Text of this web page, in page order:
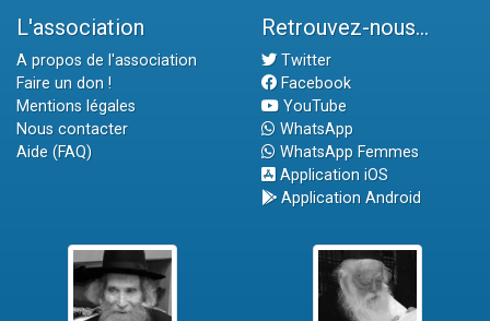
L'association
A propos de l'association
Faire un don !
Mentions légales
Nous contacter
Aide (FAQ)
Retrouvez-nous...
Twitter
Facebook
YouTube
WhatsApp
WhatsApp Femmes
Application iOS
Application Android